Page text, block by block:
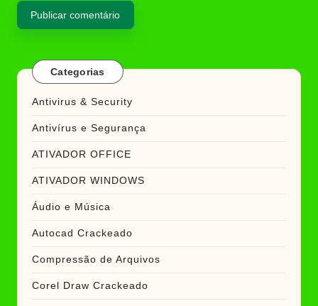
Categorias
Antivirus & Security
Antivírus e Segurança
ATIVADOR OFFICE
ATIVADOR WINDOWS
Áudio e Música
Autocad Crackeado
Compressão de Arquivos
Corel Draw Crackeado